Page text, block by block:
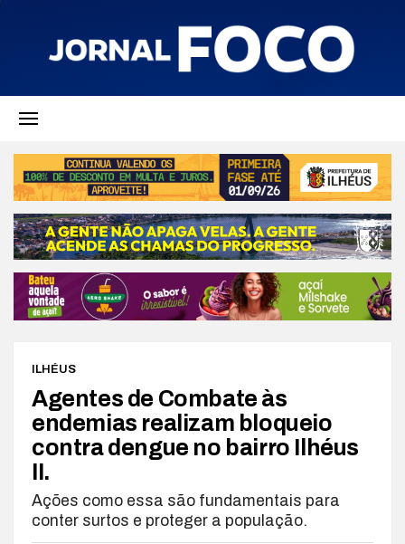
ILHÉUS
Agentes de Combate às
endemias realizam bloqueio
contra dengue no bairro Ilhéus
II.
Ações como essa são fundamentais para
conter surtos e proteger a população.